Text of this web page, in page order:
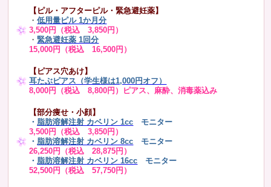
【ピル・アフターピル・緊急避妊薬】
・低用量ピル 1か月分
3,500円（税込 3,850円）
・緊急避妊薬 1回分
15,000円（税込 16,500円）
【ピアス穴あけ】
耳たぶピアス（学生様は1,000円オフ）
8,000円（税込 8,800円）ピアス、麻酔、消毒薬込み
【部分痩せ・小顔】
・ 脂肪溶解注射 カベリン 1cc モニター
3,500円（税込 3,850円）
・ 脂肪溶解注射 カベリン 8cc モニター
26,250円（税込 28,875円）
・ 脂肪溶解注射 カベリン 16cc
モニター
52,500円（税込 57,750円）